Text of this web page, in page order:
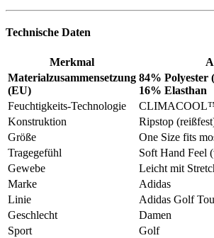
Technische Daten
Merkmal
Materialzusammensetzung
(EU)
84% Polyester
16% Elasthan
Feuchtigkeits-Technologie
Konstruktion
Ripstop
Größe
One Size fits
Tragegefühl
Soft Hand Feel
Gewebe
Leicht mit
Marke
Adidas
Linie
Adidas Golf
Geschlecht
Damen
Sport
Golf